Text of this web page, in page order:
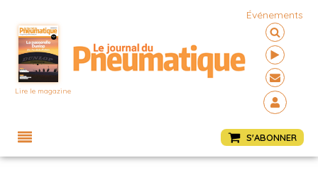
Lire le magazine
Événements
S'ABONNER